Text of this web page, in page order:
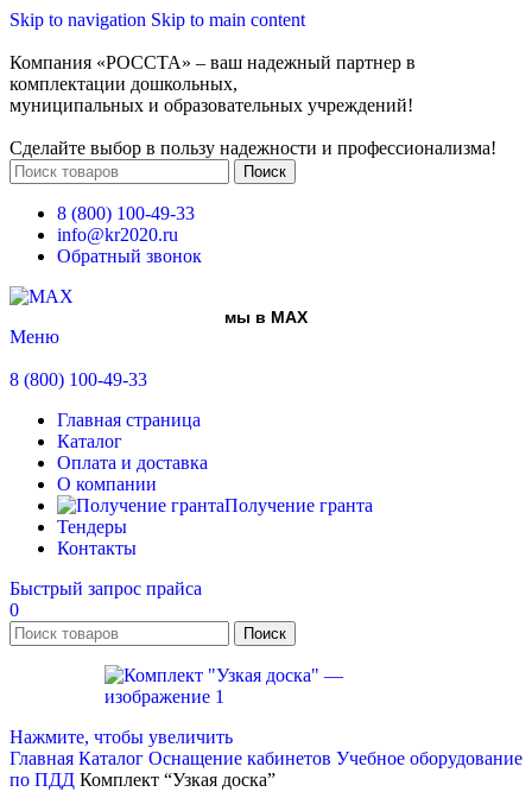
Skip to navigation Skip to main content
Компания «РОССТА» – ваш надежный партнер в
комплектации дошкольных,
муниципальных и образовательных учреждений!
Сделайте выбор в пользу надежности и профессионализма!
Поиск
8 (800) 100-49-33
info@kr2020.ru
Обратный звонок
мы в MAX
Меню
8 (800) 100-49-33
Главная страница
Каталог
Оплата и доставка
О компании
Получение гранта
Тендеры
Контакты
Быстрый запрос прайса
0
Поиск
Нажмите, чтобы увеличить
Главная Каталог Оснащение кабинетов Учебное оборудование
по ПДД Комплект “Узкая доска”